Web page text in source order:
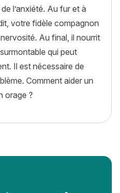
l’anxiété. Au fur et à
votre fidèle compagnon
Au final, il nourrit
qui peut
Il est nécessaire de
Comment aider un
orage ?